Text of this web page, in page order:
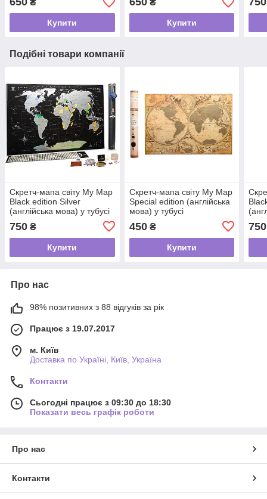
₴
Купити
₴
Купити
Подібні товари компанії
Скретч-мапа світу My Map
Black edition Silver
(англійська мова) у тубусі
750 ₴
Купити
Скретч-мапа світу My Map
Special edition (англійська
мова) у тубусі
450₴
Купити
750
Про нас
98% позитивних з 88 відгуків за рік
Працює з 19.07.2017
м. Київ
Доставка по Україні, Київ, Україна
Контакти
Сьогодні працює з 09:30 до 18:30
Показати весь графік роботи
Про нас
Контакти